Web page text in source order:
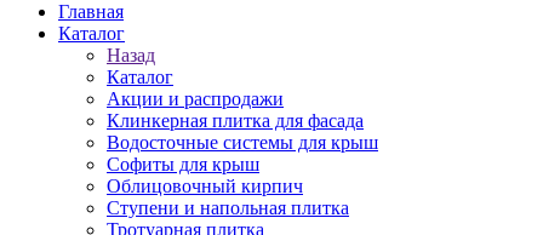
Главная
Каталог
Назад
Каталог
Акции и распродажи
Клинкерная плитка для фасада
Водосточные системы для крыш
Софиты для крыш
Облицовочный кирпич
Ступени и напольная плитка
Тротуарная плитка